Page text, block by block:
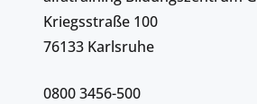
Kriegsstraße 100
76133 Karlsruhe
0800 3456-500